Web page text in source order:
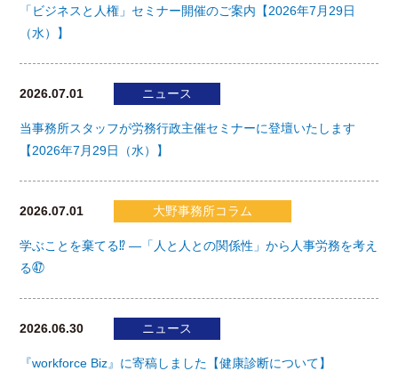
「ビジネスと人権」セミナー開催のご案内【2026年7月29日
（水）】
2026.07.01 ニュース
当事務所スタッフが労務行政主催セミナーに登壇いたします
【2026年7月29日（水）】
2026.07.01 大野事務所コラム
学ぶことを棄てる⁉ ―「人と人との関係性」から人事労務を考え
る㊼
2026.06.30 ニュース
『workforce Biz』に寄稿しました【健康診断について】